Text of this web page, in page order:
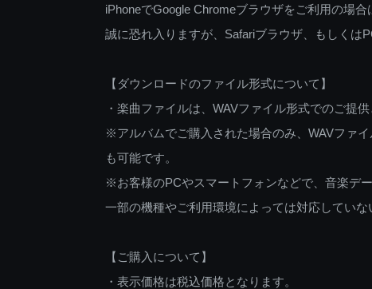
iPhoneでGoogle Chromeブラウザをご利用の場
誠に恐れ入りますが、Safariブラウザ、もしくは
【ダウンロードのファイル形式について】
・楽曲ファイルは、WAVファイル形式でのご提供
※アルバムでご購入された場合のみ、WAVファ
も可能です。
※お客様のPCやスマートフォンなどで、音楽デ
一部の機種やご利用環境によっては対応していな
【ご購入について】
・表示価格は税込価格となります。